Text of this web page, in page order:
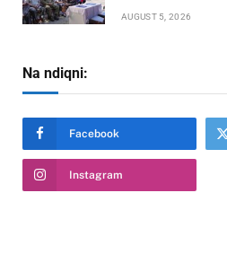
AUGUST 5, 2026
Na ndiqni:
Facebook
Instagram